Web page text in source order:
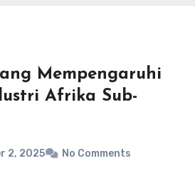
Mempengaruhi
Afrika Sub-
2, 2025 No Comments